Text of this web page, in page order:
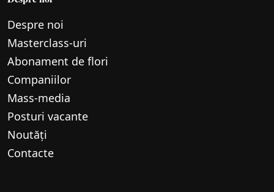
Despre noi
Маsterclass-uri
Abonament de flori
Companiilor
Mass-media
Posturi vacante
Noutăți
Contacte